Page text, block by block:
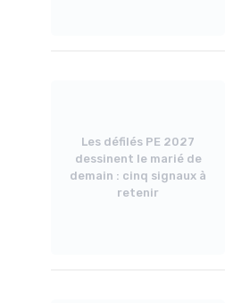
Les défilés PE 2027
dessinent le marié de
demain : cinq signaux à
retenir